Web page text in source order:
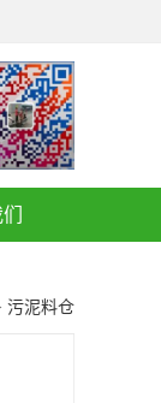
污泥料仓